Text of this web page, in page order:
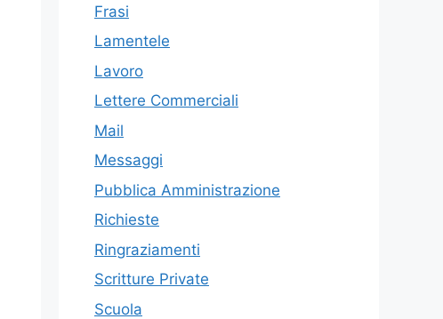
Frasi
Lamentele
Lavoro
Lettere Commerciali
Mail
Messaggi
Pubblica Amministrazione
Richieste
Ringraziamenti
Scritture Private
Scuola